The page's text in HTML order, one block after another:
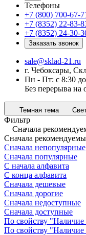
Телефоны
+7 (800) 700-67-
+7 (8352) 22-83-
+7 (8352) 24-30-
Заказать звонок
sale@sklad-21.ru
г. Чебоксары,
Пн - Пт: с 8:30
Без перерыва на
Темная тема
Фильтр
Сначала
Сначала
Сначала непопулярные
Сначала популярные
С начала алфавита
С конца алфавита
Сначала дешевые
Сначала дорогие
Сначала недоступные
Сначала доступные
По свойству "Наличие
По свойству